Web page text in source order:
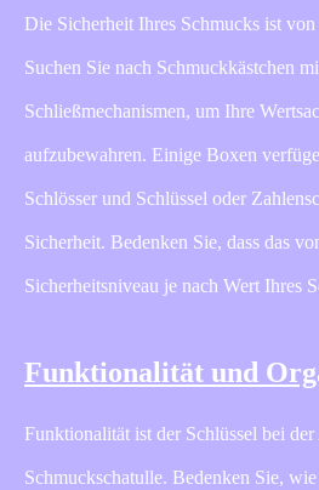
Die Sicherheit Ihres Schmucks ist
Suchen Sie nach Schmuckkästchen
Schließmechanismen, um Ihre
aufzubewahren. Einige Boxen
Schlösser und Schlüssel oder
Sicherheit. Bedenken Sie, dass das
Sicherheitsniveau je nach Wert Ihres
Funktionalität und
Funktionalität ist der Schlüssel bei
Schmuckschatulle. Bedenken Sie,